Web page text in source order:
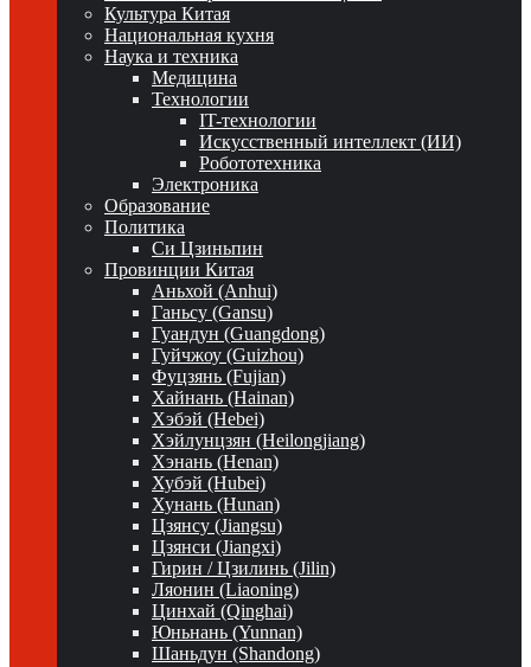
Культура Китая
Национальная кухня
Наука и техника
Медицина
Технологии
IT-технологии
Искусственный интеллект (ИИ)
Робототехника
Электроника
Образование
Политика
Си Цзиньпин
Провинции Китая
Аньхой (Anhui)
Ганьсу (Gansu)
Гуандун (Guangdong)
Гуйчжоу (Guizhou)
Фуцзянь (Fujian)
Хайнань (Hainan)
Хэбэй (Hebei)
Хэйлунцзян (Heilongjiang)
Хэнань (Henan)
Хубэй (Hubei)
Хунань (Hunan)
Цзянсу (Jiangsu)
Цзянси (Jiangxi)
Гирин / Цзилинь (Jilin)
Ляонин (Liaoning)
Цинхай (Qinghai)
Юньнань (Yunnan)
Шаньдун (Shandong)